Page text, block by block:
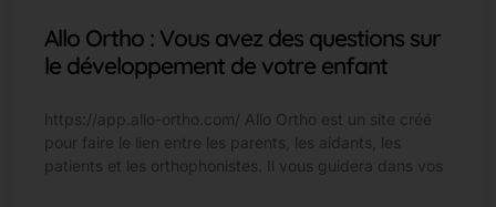
Allo Ortho : Vous avez des questions sur
le développement de votre enfant
https://app.allo-ortho.com/ Allo Ortho est un site créé
pour faire le lien entre les parents, les aidants, les
patients et les orthophonistes. Il vous guidera dans vos